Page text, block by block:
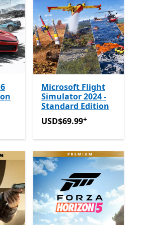
des achats dans l’application
Microsoft Flight
Simulator 2024 -
Standard Edition
USD$69.99Avec des
USD$69.99+